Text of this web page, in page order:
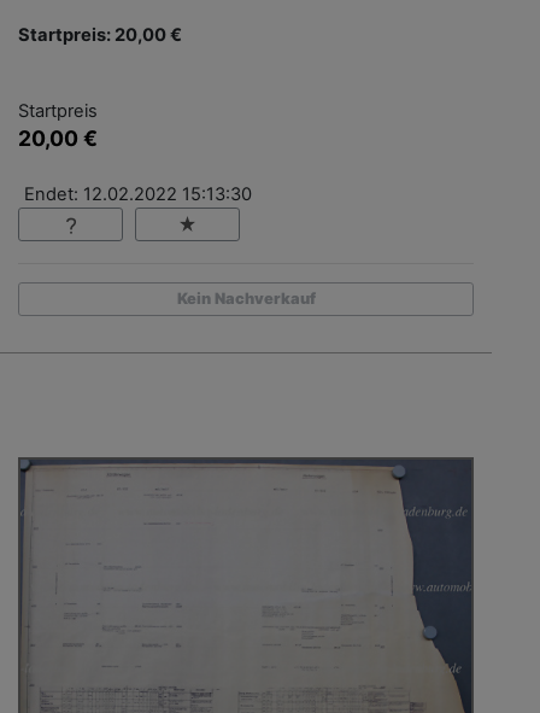
Startpreis: 20,00 €
Startpreis
20,00 €
Endet: 12.02.2022 15:13:30
Kein Nachverkauf